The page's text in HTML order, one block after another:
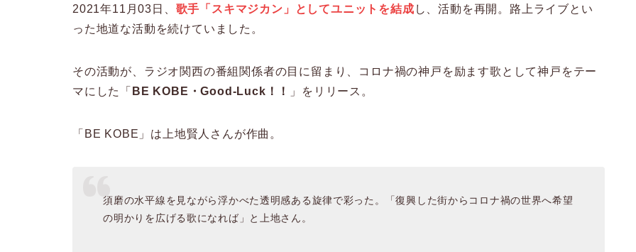
2021年11月03日、 歌手「スキマジカン」としてユニットを結成 し、活動を再開。路上ライブとい
った地道な活動を続けていました。
その活動が、ラジオ関西の番組関係者の目に留まり、コロナ禍の神戸を励ます歌として神戸をテー
マにした「 BE KOBE・Good-Luck！！ 」をリリース。
「BE KOBE」は上地賢人さんが作曲。
須磨の水平線を見ながら浮かべた透明感ある旋律で彩った。「復興した街からコロナ禍の世界へ希望
の明かりを広げる歌になれば」と上地さん。